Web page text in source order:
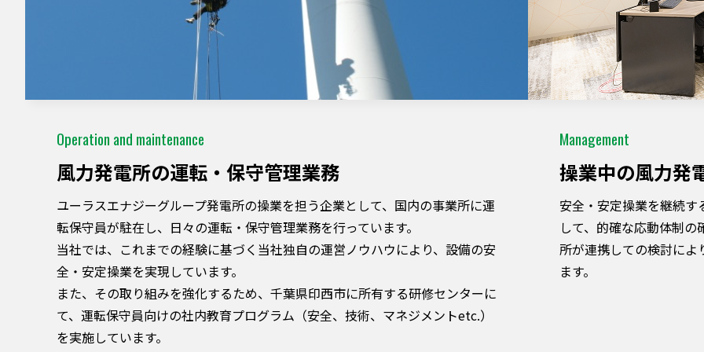
Operation and maintenance
⾵⼒発電所の運転・保守管理業務
ユーラスエナジーグループ発電所の操業を担う企業として、国内の事業所に運
転保守員が駐在し、⽇々の運転・保守管理業務を⾏っています。
当社では、これまでの経験に基づく当社独自の運営ノウハウにより、設備の安
全・安定操業を実現しています。
また、その取り組みを強化するため、千葉県印西市に所有する研修センターに
て、運転保守員向けの社内教育プログラム（安全、技術、マネジメントetc.）
を実施しています。
Management
操業中の⾵⼒発
安全・安定操業を継続
して、的確な応動体制
所が連携しての検討によ
ます。